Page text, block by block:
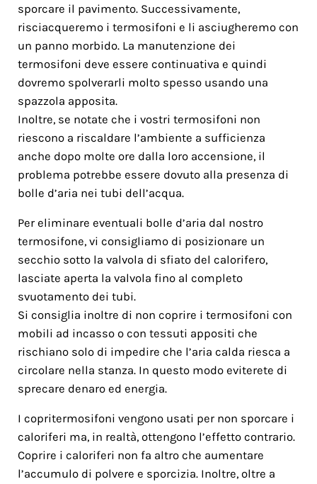
sporcare il pavimento. Successivamente,
risciacqueremo i termosifoni e li asciugheremo con
un panno morbido. La manutenzione dei
termosifoni deve essere continuativa e quindi
dovremo spolverarli molto spesso usando una
spazzola apposita.
Inoltre, se notate che i vostri termosifoni non
riescono a riscaldare l’ambiente a sufficienza
anche dopo molte ore dalla loro accensione, il
problema potrebbe essere dovuto alla presenza di
bolle d’aria nei tubi dell’acqua.
Per eliminare eventuali bolle d’aria dal nostro
termosifone, vi consigliamo di posizionare un
secchio sotto la valvola di sfiato del calorifero,
lasciate aperta la valvola fino al completo
svuotamento dei tubi.
Si consiglia inoltre di non coprire i termosifoni con
mobili ad incasso o con tessuti appositi che
rischiano solo di impedire che l’aria calda riesca a
circolare nella stanza. In questo modo eviterete di
sprecare denaro ed energia.
I copritermosifoni vengono usati per non sporcare i
caloriferi ma, in realtà, ottengono l’effetto contrario.
Coprire i caloriferi non fa altro che aumentare
l’accumulo di polvere e sporcizia. Inoltre, oltre a